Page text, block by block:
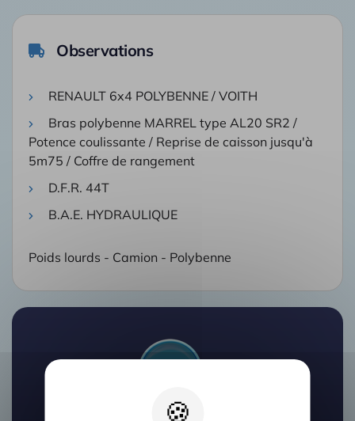
Observations
RENAULT 6x4 POLYBENNE / VOITH
Bras polybenne MARREL type AL20 SR2 /
Potence coulissante / Reprise de caisson jusqu'à
5m75 / Coffre de rangement
D.F.R. 44T
B.A.E. HYDRAULIQUE
Poids lourds - Camion - Polybenne